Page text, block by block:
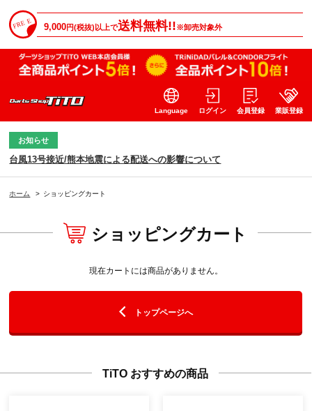
9,000円(税抜)以上で送料無料!!※卸売対象外
Language ログイン 会員登録 業販登録
お知らせ
台風13号接近/熊本地震による配送への影響について
ホーム > ショッピングカート
ショッピングカート
現在カートには商品がありません。
トップページへ
TiTO おすすめの商品